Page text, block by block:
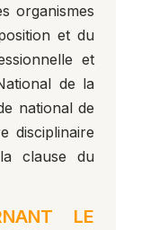
organismes
et du
et
de la
national de
disciplinaire
clause du
LE